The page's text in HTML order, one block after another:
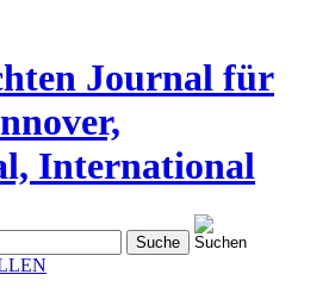
Journal für
International